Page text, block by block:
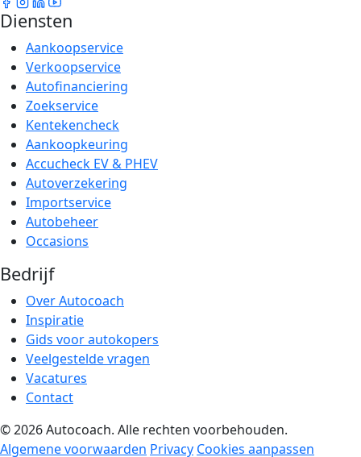
Diensten
Aankoopservice
Verkoopservice
Autofinanciering
Zoekservice
Kentekencheck
Aankoopkeuring
Accucheck EV & PHEV
Autoverzekering
Importservice
Autobeheer
Occasions
Bedrijf
Over Autocoach
Inspiratie
Gids voor autokopers
Veelgestelde vragen
Vacatures
Contact
© 2026 Autocoach. Alle rechten voorbehouden.
Algemene voorwaarden Privacy Cookies aanpassen